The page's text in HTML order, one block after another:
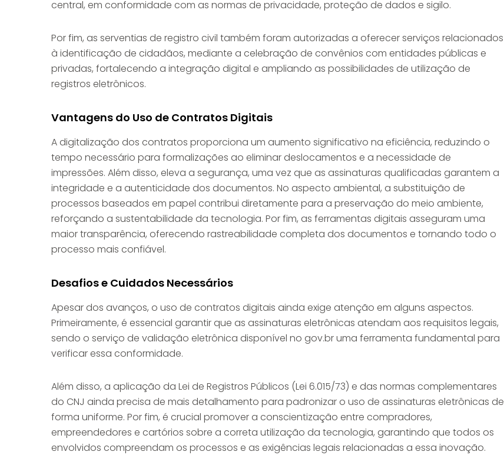
central, em conformidade com as normas de privacidade, proteção de dados e sigilo.
Por fim, as serventias de registro civil também foram autorizadas a oferecer serviços relacionados
à identificação de cidadãos, mediante a celebração de convênios com entidades públicas e
privadas, fortalecendo a integração digital e ampliando as possibilidades de utilização de
registros eletrônicos.
Vantagens do Uso de Contratos Digitais
A digitalização dos contratos proporciona um aumento significativo na eficiência, reduzindo o
tempo necessário para formalizações ao eliminar deslocamentos e a necessidade de
impressões. Além disso, eleva a segurança, uma vez que as assinaturas qualificadas garantem a
integridade e a autenticidade dos documentos. No aspecto ambiental, a substituição de
processos baseados em papel contribui diretamente para a preservação do meio ambiente,
reforçando a sustentabilidade da tecnologia. Por fim, as ferramentas digitais asseguram uma
maior transparência, oferecendo rastreabilidade completa dos documentos e tornando todo o
processo mais confiável.
Desafios e Cuidados Necessários
Apesar dos avanços, o uso de contratos digitais ainda exige atenção em alguns aspectos.
Primeiramente, é essencial garantir que as assinaturas eletrônicas atendam aos requisitos legais,
sendo o serviço de validação eletrônica disponível no gov.br uma ferramenta fundamental para
verificar essa conformidade.
Além disso, a aplicação da Lei de Registros Públicos (Lei 6.015/73) e das normas complementares
do CNJ ainda precisa de mais detalhamento para padronizar o uso de assinaturas eletrônicas de
forma uniforme. Por fim, é crucial promover a conscientização entre compradores,
empreendedores e cartórios sobre a correta utilização da tecnologia, garantindo que todos os
envolvidos compreendam os processos e as exigências legais relacionadas a essa inovação.